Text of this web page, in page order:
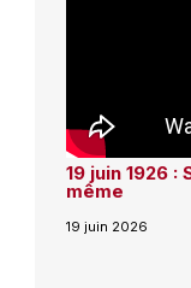
19 juin 1926 :
même
19 juin 2026